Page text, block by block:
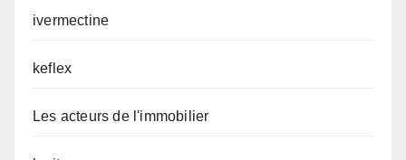
ivermectine
keflex
Les acteurs de l'immobilier